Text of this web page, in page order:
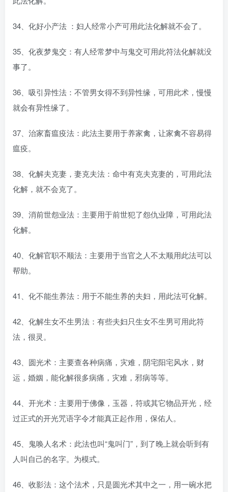
34、化好小产法 ：妇人经常小产可用此法化解就不会了。
35、化夜梦鬼交：有人经常梦中与鬼交可用此符法化解就没
事了。
36、吸引异性法：不管男女得不到异性缘，可用此术，慢慢
就会有异性缘了。
37、治家畜瘟疫法：此法主要用于养家禽，让家禽不容易得
瘟疫。
38、化解夫克妻，妻克夫法：命中有克夫克妻的，可用此法
化解，就不会克了。
39、消前世怨业法：主要用于前世犯了怨仇业障，可用此法
化解。
40、化解官职不顺法：主要用于当官之人不太顺用此法可以
帮助。
41、化不能生养法：用于不能生养的夫妇，用此法可化解。
42、化解生女不生男法：有些夫妇只生女不生男可用此符
法，很灵。
43、圆光术：主要查各种病痛，灾难，阴宅阳宅风水，财
运，婚姻，能化解很多病痛，灾难，邪病等等。
44、开光术：主要用于佛像，玉器，符或其它物品开光，经
过正式的开光咒语字令才能真正起作用，保佑人。
45、鬼唤人名术：此法也叫“鬼叫门”，到了晚上就会听到有
人叫自己的名字。为模式。
46、收影法：这个法术，只是圆光术其中之一，用一碗水把